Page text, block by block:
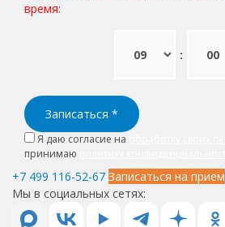
время:
:
Записаться *
Я даю согласие на
принимаю
+7 499 116-52-67 Записаться на прием
Мы в социальных сетях: